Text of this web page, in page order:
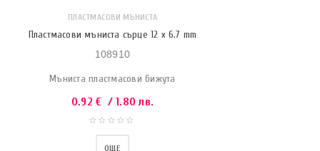
ПЛАСТМАСОВИ МЪНИСТА
Пластмасови мъниста сърце 12 x 6.7 mm
108910
Мъниста пластмасови бижута
0.92€ / 1.80 лв.
ОЩЕ